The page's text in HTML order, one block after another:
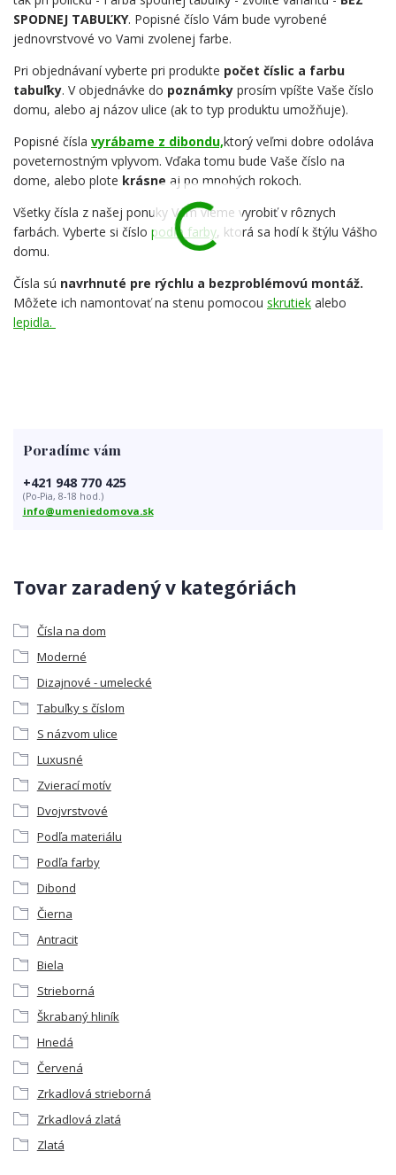
SPODNEJ TABUĽKY. Popisné číslo Vám bude vyrobené
jednovrstvové vo Vami zvolenej farbe.
Pri objednávaní vyberte pri produkte počet číslic a farbu
tabuľky. V objednávke do poznámky prosím vpíšte Vaše číslo
domu, alebo aj názov ulice (ak to typ produktu umožňuje).
Popisné čísla vyrábame z dibondu,ktorý veľmi dobre odoláva
poveternostným vplyvom. Vďaka tomu bude Vaše číslo na
dome, alebo plote krásne aj po mnohých rokoch.
Všetky čísla z našej ponuky Vám vieme vyrobiť v rôznych
farbách. Vyberte si číslo podľa farby, ktorá sa hodí k štýlu Vášho
domu.
Čísla sú navrhnuté pre rýchlu a bezproblémovú montáž.
Môžete ich namontovať na stenu pomocou skrutiek alebo
lepidla.
Tovar zaradený v kategóriách
Čísla na dom
Moderné
Dizajnové - umelecké
Tabuľky s číslom
S názvom ulice
Luxusné
Zvierací motív
Dvojvrstvové
Podľa materiálu
Podľa farby
Dibond
Čierna
Antracit
Biela
Strieborná
Škrabaný hliník
Hnedá
Červená
Zrkadlová strieborná
Zrkadlová zlatá
Zlatá
Poradíme vám
+421 948 770 425
(Po-Pia, 8-18 hod.)
info@umeniedomova.sk